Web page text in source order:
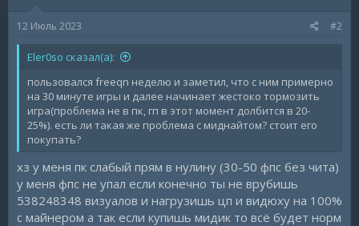
:
12 Июль 2023 #2
Eler0so сказал(а):
пользовался freeqn неделю и заметил, что с ним примерно
на 30 минуте игры и далее начинает жестоко тормозить
игра(проблема не в пк, гп в этот момент долбится в 20-
25%). есть ли такая же проблема с миднайтом? стоит его
покупать?
хз у меня пк слабый прям в нулину (30-50 фпс без чита)
у меня фпс не упал если конечно ты не врубишь
538248348 визуалов и нагрузишь цп и видюху на 100%
с майнером а так если купишь мидик то всё будет норм